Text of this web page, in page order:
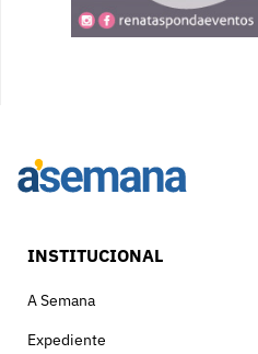
INSTITUCIONAL
A Semana
Expediente